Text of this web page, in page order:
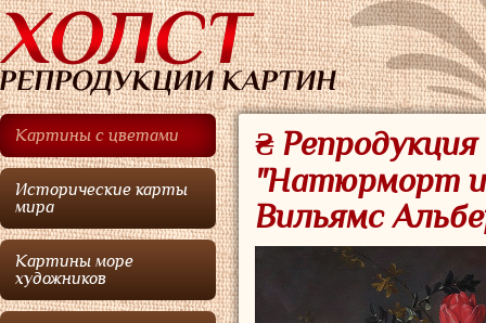
Картины с цветами
Исторические карты
мира
Картины море
художников
₴
"Натюрморт
Вильямс